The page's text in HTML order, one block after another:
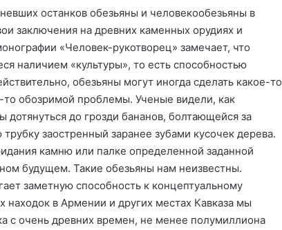
останков обезьяны и человекообезьяны в
заключения на древних каменных орудиях и
«Человек-рукотворец» замечает, что
наличием «культуры», то есть способностью
обезьяны могут иногда сделать какое-то
обозримой проблемы. Ученые видели, как
до грозди бананов, болтающейся за
заостренный заранее зубами кусочек дерева.
камню или палке определенной заданной
будущем. Такие обезьяны нам неизвестны.
заметную способность к концептуальному
в Армении и других местах Кавказа мы
с очень древних времен, не менее полумиллиона